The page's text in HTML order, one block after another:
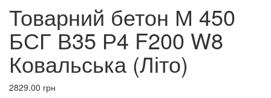
Товарний бетон М 450
БСГ В35 Р4 F200 W8
Ковальська (Літо)
2829.00 грн